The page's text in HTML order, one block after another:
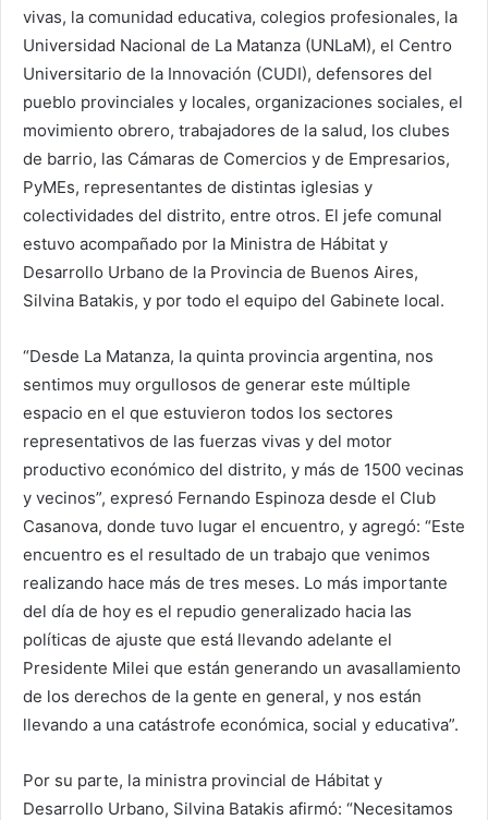
vivas, la comunidad educativa, colegios profesionales, la
Universidad Nacional de La Matanza (UNLaM), el Centro
Universitario de la Innovación (CUDI), defensores del
pueblo provinciales y locales, organizaciones sociales, el
movimiento obrero, trabajadores de la salud, los clubes
de barrio, las Cámaras de Comercios y de Empresarios,
PyMEs, representantes de distintas iglesias y
colectividades del distrito, entre otros. El jefe comunal
estuvo acompañado por la Ministra de Hábitat y
Desarrollo Urbano de la Provincia de Buenos Aires,
Silvina Batakis, y por todo el equipo del Gabinete local.
“Desde La Matanza, la quinta provincia argentina, nos
sentimos muy orgullosos de generar este múltiple
espacio en el que estuvieron todos los sectores
representativos de las fuerzas vivas y del motor
productivo económico del distrito, y más de 1500 vecinas
y vecinos”, expresó Fernando Espinoza desde el Club
Casanova, donde tuvo lugar el encuentro, y agregó: “Este
encuentro es el resultado de un trabajo que venimos
realizando hace más de tres meses. Lo más importante
del día de hoy es el repudio generalizado hacia las
políticas de ajuste que está llevando adelante el
Presidente Milei que están generando un avasallamiento
de los derechos de la gente en general, y nos están
llevando a una catástrofe económica, social y educativa”.
Por su parte, la ministra provincial de Hábitat y
Desarrollo Urbano, Silvina Batakis afirmó: “Necesitamos